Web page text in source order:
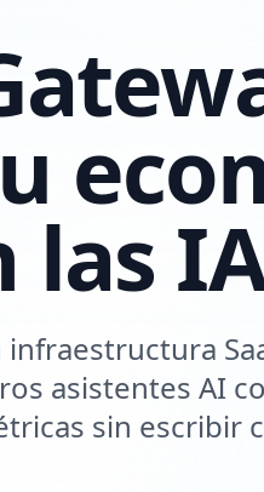
las
infraestructura
asistentes AI
sin escribir